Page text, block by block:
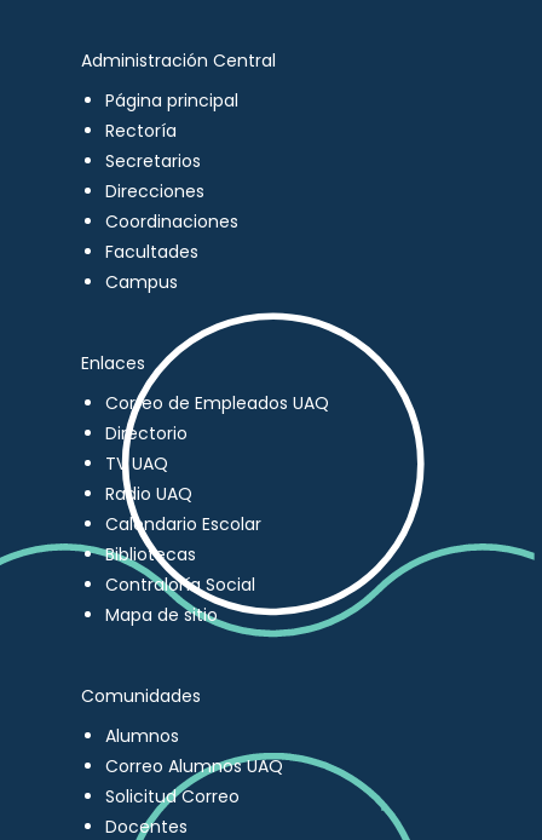
Administración Central
Página principal
Rectoría
Secretarios
Direcciones
Coordinaciones
Facultades
Campus
Enlaces
Correo de Empleados UAQ
Directorio
TV UAQ
Radio UAQ
Calendario Escolar
Bibliotecas
Contraloría Social
Mapa de sitio
Comunidades
Alumnos
Correo Alumnos UAQ
Solicitud Correo
Docentes